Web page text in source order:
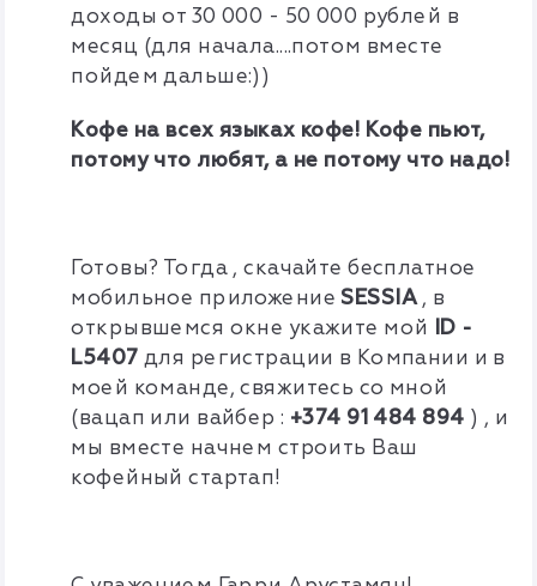
доходы от 30 000 - 50 000 рублей в
месяц (для начала....потом вместе
пойдем дальше:))
Кофе на всех языках кофе! Кофе пьют,
потому что любят, а не потому что надо!
Готовы? Тогда , скачайте бесплатное
мобильное приложение SESSIA, в
открывшемся окне укажите мой ID -
L5407 для регистрации в Компании и в
моей команде, свяжитесь со мной
(вацап или вайбер : +374 91 484 894 ) , и
мы вместе начнем строить Ваш
кофейный стартап!